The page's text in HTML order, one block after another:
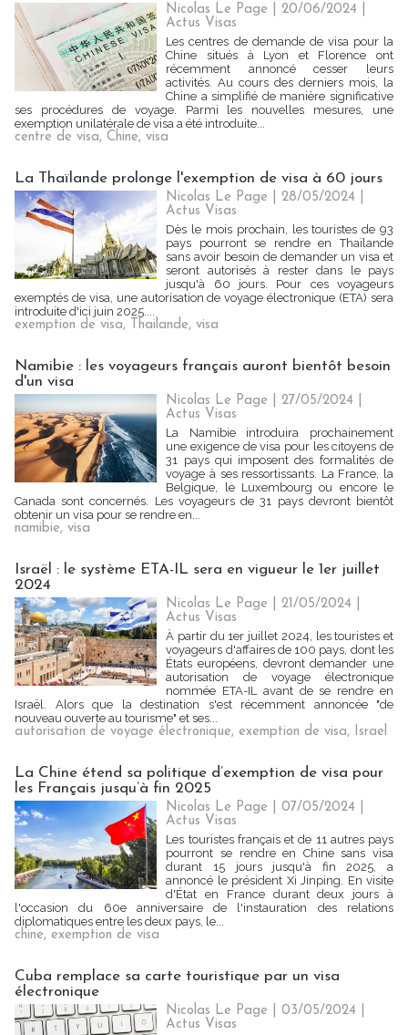
Nicolas Le Page | 20/06/2024
Actus Visas
Les centres de demande de visa pour la
Chine situés à Lyon et Florence ont
récemment annoncé cesser leurs
activités. Au cours des derniers mois, la
Chine a simplifié de manière significative
ses procédures de voyage. Parmi les nouvelles mesures, une
exemption unilatérale de visa a été introduite...
centre de visa, Chine, visa
La Thaïlande prolonge l'exemption de visa à 60 jours
Nicolas Le Page | 28/05/2024
Actus Visas
Dès le mois prochain, les touristes de 93
pays pourront se rendre en Thaïlande
sans avoir besoin de demander un visa et
seront autorisés à rester dans le pays
jusqu'à 60 jours. Pour ces voyageurs
exemptés de visa, une autorisation de voyage électronique (ETA) sera
introduite d'ici juin 2025....
exemption de visa, Thailande, visa
Namibie : les voyageurs français auront bientôt besoin
d'un visa
Nicolas Le Page | 27/05/2024
Actus Visas
La Namibie introduira prochainement
une exigence de visa pour les citoyens de
31 pays qui imposent des formalités de
voyage à ses ressortissants. La France, la
Belgique, le Luxembourg ou encore le
Canada sont concernés. Les voyageurs de 31 pays devront bientôt
obtenir un visa pour se rendre en...
namibie, visa
Israël : le système ETA-IL sera en vigueur le 1er juillet
2024
Nicolas Le Page | 21/05/2024
Actus Visas
À partir du 1er juillet 2024, les touristes et
voyageurs d'affaires de 100 pays, dont les
États européens, devront demander une
autorisation de voyage électronique
nommée ETA-IL avant de se rendre en
Israël. Alors que la destination s'est récemment annoncée "de
nouveau ouverte au tourisme" et ses...
autorisation de voyage électronique, exemption de visa, Israel
La Chine étend sa politique d’exemption de visa pour
les Français jusqu’à fin 2025
Nicolas Le Page | 07/05/2024
Actus Visas
Les touristes français et de 11 autres pays
pourront se rendre en Chine sans visa
durant 15 jours jusqu'à fin 2025, a
annoncé le président Xi Jinping. En visite
d'État en France durant deux jours à
l'occasion du 60e anniversaire de l'instauration des relations
diplomatiques entre les deux pays, le...
chine, exemption de visa
Cuba remplace sa carte touristique par un visa
électronique
Nicolas Le Page | 03/05/2024
Actus Visas